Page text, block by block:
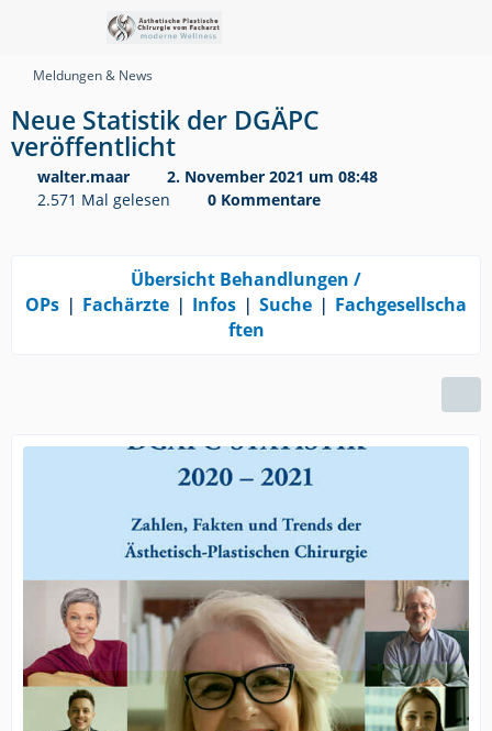
Meldungen & News
Neue Statistik der DGÄPC
veröffentlicht
walter.maar
2. November 2021 um 08:48
2.571 Mal gelesen
0 Kommentare
Übersicht Behandlungen /
OPs ❘ Fachärzte ❘ Infos ❘ Suche ❘ Fachgesellscha
ften